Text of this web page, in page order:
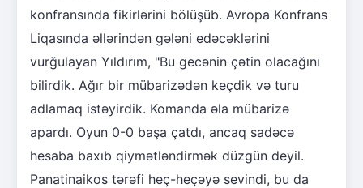
konfransında fikirlərini bölüşüb. Avropa Konfrans
Liqasında əllərindən gələni edəcəklərini
vurğulayan Yıldırım, "Bu gecənin çətin olacağını
bilirdik. Ağır bir mübarizədən keçdik və turu
adlamaq istəyirdik. Komanda əla mübarizə
apardı. Oyun 0-0 başa çatdı, ancaq sadəcə
hesaba baxıb qiymətləndirmək düzgün deyil.
Panatinaikos tərəfi heç-heçəyə sevindi, bu da